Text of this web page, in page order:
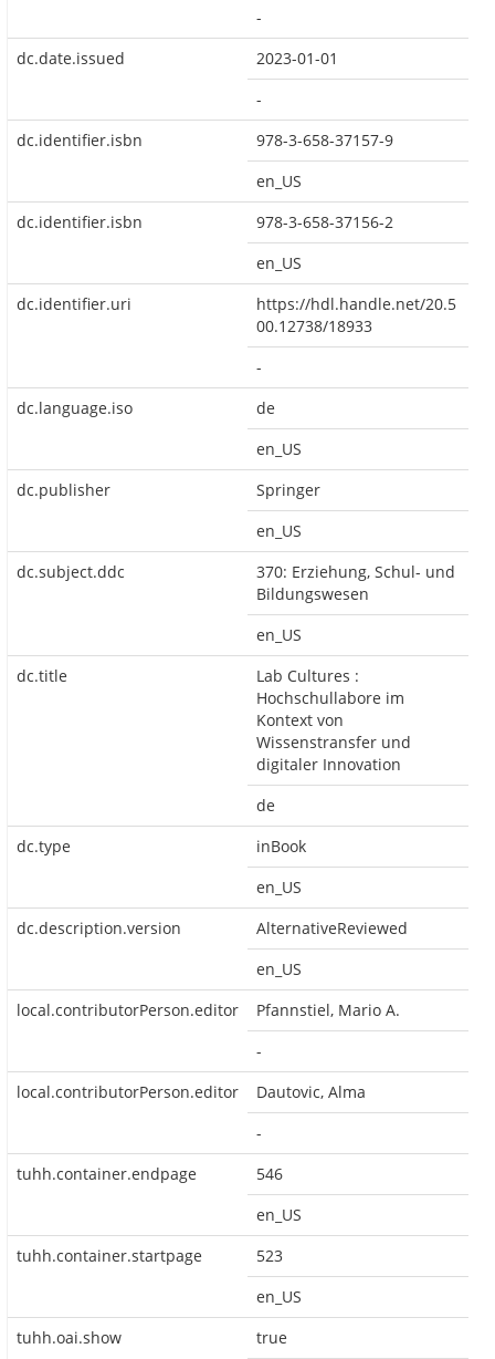
-
dc.date.issued
2023-01-01
-
dc.identifier.isbn
978-3-658-37157-9
en_US
dc.identifier.isbn
978-3-658-37156-2
en_US
dc.identifier.uri
https://hdl.handle.net/20.5
00.12738/18933
-
dc.language.iso
de
en_US
dc.publisher
Springer
en_US
dc.subject.ddc
370: Erziehung, Schul- und
Bildungswesen
en_US
dc.title
Lab Cultures :
Hochschullabore im
Kontext von
Wissenstransfer und
digitaler Innovation
de
dc.type
inBook
en_US
dc.description.version
AlternativeReviewed
en_US
local.contributorPerson.editor
Pfannstiel, Mario A.
-
local.contributorPerson.editor
Dautovic, Alma
-
tuhh.container.endpage
546
en_US
tuhh.container.startpage
523
en_US
tuhh.oai.show
true